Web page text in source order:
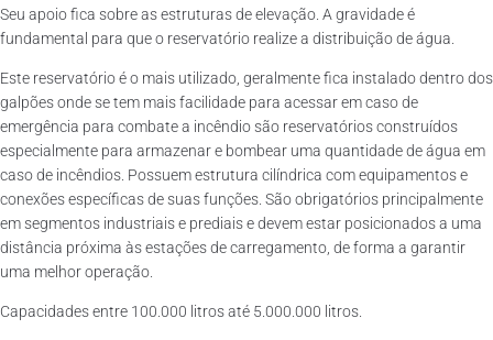
Seu apoio fica sobre as estruturas de elevação. A gravidade é
fundamental para que o reservatório realize a distribuição de água.
Este reservatório é o mais utilizado, geralmente fica instalado dentro dos
galpões onde se tem mais facilidade para acessar em caso de
emergência para combate a incêndio são reservatórios construídos
especialmente para armazenar e bombear uma quantidade de água em
caso de incêndios. Possuem estrutura cilíndrica com equipamentos e
conexões específicas de suas funções. São obrigatórios principalmente
em segmentos industriais e prediais e devem estar posicionados a uma
distância próxima às estações de carregamento, de forma a garantir
uma melhor operação.
Capacidades entre 100.000 litros até 5.000.000 litros.